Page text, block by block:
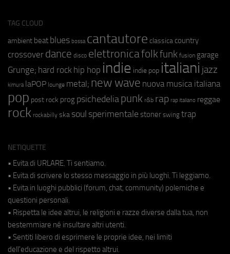
TAG CLOUD
ambient beat blues bossa cantautore classica country
crossover dance disco elettronicafolkfunk fusion garage
Grunge; hard rock hip hop indie indie pop italiani jazz
kimura laPOP lounge metal; new wave nuova musica italiana
pop post rock prog psichedeliapunk r&b rap rap italiano reggae
rock rockabilly ska soul sperimentale stoner swing trap
NETIQUETTE
• Evita di URLARE. Ti sentiamo.
• Evita di scrivere lo stesso messaggio in più luoghi. Ti leggiamo.
• Evita in luoghi pubblici (forum, chat, community) polemiche e
questioni personali.
• Rispetta le idee altrui, le religioni e razze diverse dalla tua, non
bestemmiare né insultare altri utenti.
• Sentiti libero di esprimere le proprie idee, nei limiti
dell'educazione e del rispetto altrui.